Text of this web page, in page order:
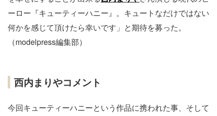
ーロー『キューティーハニー』。キュートなだけではない
何かを感じて頂けたら幸いです」と期待を募った。
（modelpress編集部）
西内まりやコメント
今回キューティーハニーという作品に携われた事、そして